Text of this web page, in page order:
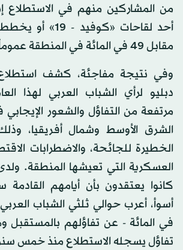
من المشاركين منهم في الاستطلاع
أحد لقاحات «كوفيد
مقابل 49 في المائة في المنطقة عموماً.
وفي نتيجة مفاجئة، كشف
دبليو لرأي الشباب العربي لهذا
مرتفعة من التفاؤل والشعور
الشرق الأوسط وشمال أفريقيا،
الخطيرة للجائحة، والاضطرابات
العسكرية التي تعيشها المنطقة.
كانوا يعتقدون بأن أيامهم
في المائة - عن تفاؤلهم
تفاؤل يسجله الاستطلاع منذ خمس